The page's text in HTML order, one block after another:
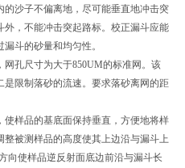
沙子不偏离地，尽可能垂直地冲击突
，不能冲击突起路标。校正漏斗应能
斗的砂量和均匀性。
孔尺寸为大于850UM的标准网。该
限制落砂的流速。要求落砂离网的距
样品的基底面保持垂直，方便地将样
被测样品的高度使其上边沿与漏斗上
向使样品逆反射面底边前沿与漏斗长